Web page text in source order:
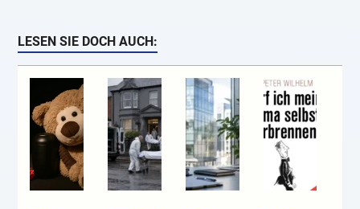
LESEN SIE DOCH AUCH: